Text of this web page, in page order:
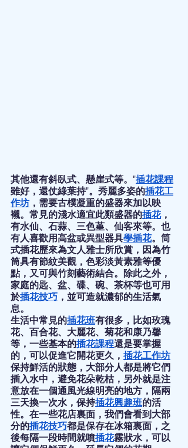
其他還有斜臥式、懸崖式等。"插花課程
雖好，還仗綠葉持"。秀麗多姿的插花工
作坊 ，需要古樸凝重的盛器來加以映
襯。常見的淺水適宜此類盛器的插花，
有水仙、石蒜、三色堇、仙客來等。也
有人喜歡用高盆或異型器具學插花。筒
式插花歷來為文人雅士所欣賞，因為竹
筒具有節紋美觀，色彩淡黃素雅等優
點，又可與竹刻藝術結合。除此之外，
家庭的匙、盆、碟、碗、茶杯等也可用
於插花技巧 ，並可造就濃郁的生活氣
息。
生活中常見的插花班有很多，比如玫瑰
花、百合花、大麗花、菊花和康乃馨
等，一些基本的插花課程還是要掌握
的，可以促進它開花更久， 插花工作坊
保持鮮活的狀態，大部分人都是將它們
插入水中，避免花朵乾枯，另外就是注
意放在一個通風光線明亮的地方，隔兩
三天換一次水，保持插花興趣班的活
性。在一些花店裏面，我們會看到大部
分的插花技巧都是保存在冰箱裏面，之
後每隔一段時間就噴插花霧狀水，可以